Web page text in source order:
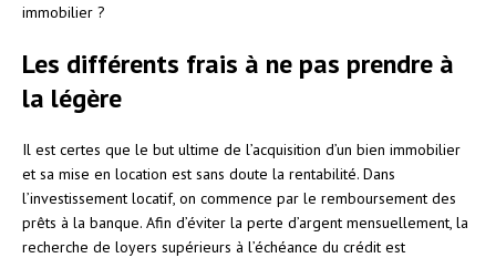
immobilier ?
Les différents frais à ne pas prendre à
la légère
Il est certes que le but ultime de l’acquisition d’un bien immobilier
et sa mise en location est sans doute la rentabilité. Dans
l’investissement locatif, on commence par le remboursement des
prêts à la banque. Afin d’éviter la perte d’argent mensuellement, la
recherche de loyers supérieurs à l’échéance du crédit est